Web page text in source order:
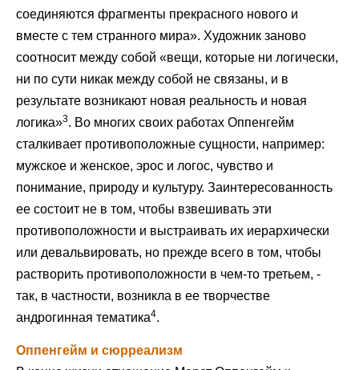
соединяются фрагменты прекрасного нового и
вместе с тем странного мира». Художник заново
соотносит между собой «вещи, которые ни логически,
ни по сути никак между собой не связаны, и в
результате возникают новая реальность и новая
логика»3. Во многих своих работах Оппенгейм
сталкивает противоположные сущности, например:
мужское и женское, эрос и логос, чувство и
понимание, природу и культуру. Заинтересованность
ее состоит не в том, чтобы взвешивать эти
противоположности и выстраивать их иерархически
или девальвировать, но прежде всего в том, чтобы
растворить противоположности в чем-то третьем, -
так, в частности, возникла в ее творчестве
андрогинная тематика4.
Оппенгейм и сюрреализм